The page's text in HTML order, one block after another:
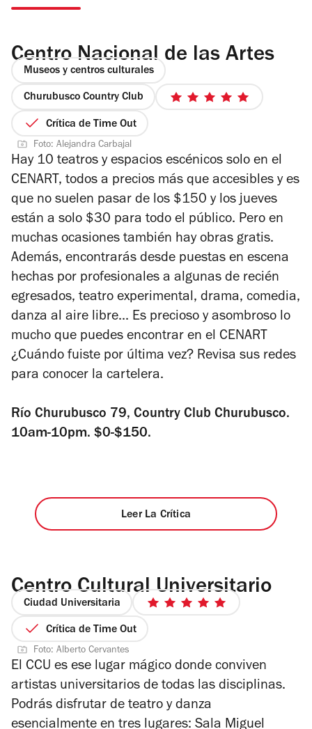
Centro Nacional de las Artes
Museos y centros culturales
Churubusco Country Club
5
estrellas
Crítica de Time Out
Foto: Alejandra Carbajal
Hay 10 teatros y espacios escénicos solo en el
CENART, todos a precios más que accesibles y es
que no suelen pasar de los $150 y los jueves
están a solo $30 para todo el público. Pero en
muchas ocasiones también hay obras gratis.
Además, encontrarás desde puestas en escena
hechas por profesionales a algunas de recién
egresados, teatro experimental, drama, comedia,
danza al aire libre... Es precioso y asombroso lo
mucho que puedes encontrar en el CENART
¿Cuándo fuiste por última vez? Revisa sus redes
para conocer la cartelera.
Río Churubusco 79, Country Club Churubusco.
10am-10pm. $0-$150.
Leer La Crítica
Centro Cultural Universitario
Ciudad Universitaria
5
estrellas
Crítica de Time Out
Foto: Alberto Cervantes
El CCU es ese lugar mágico donde conviven
artistas universitarios de todas las disciplinas.
Podrás disfrutar de teatro y danza
esencialmente en tres lugares: Sala Miguel